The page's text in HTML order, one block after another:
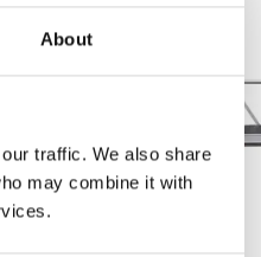
About
traffic. We also share
may combine it with